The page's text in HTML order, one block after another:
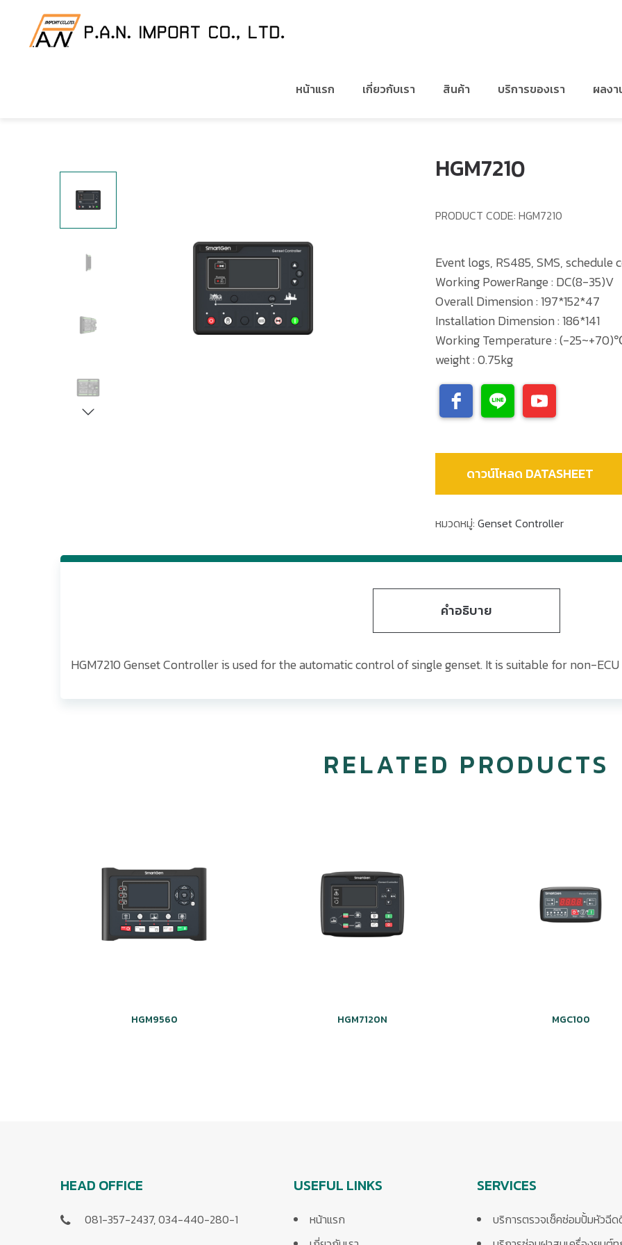
หน้าแรก เกี่ยวกับเรา สินค้า บริการของเรา ผลงา
GENSET CONTROLLER / HGM7210
HGM7210
PRODUCT CODE: HGM7210
Event logs, RS485, SMS, schedule
Working PowerRange : DC(8-35)V
Overall Dimension : 197*152*47
Installation Dimension : 186*141
Working Temperature : (-
weight : 0.75kg
ดาวน์โหลด DATASHEET
หมวดหมู่: Genset Controller
คำอธิบาย
HGM7210 Genset Controller is used for the automatic control of single genset. It is suitable for non-ECU
RELATED PRODUCTS
HGM9560 HGM7120N MGC100
HEAD OFFICE
081-357-2437, 034-440-280-1
USEFUL LINKS
หน้าแรก
SERVICES
บริการตรวจเช็คซ่อมปั้มหัวฉีด